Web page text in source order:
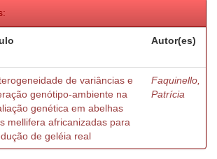
Autor(es)
de variâncias e
genótipo-ambiente na
genética em abelhas
mellifera africanizadas para
de geléia real
Faquinello,
Patrícia